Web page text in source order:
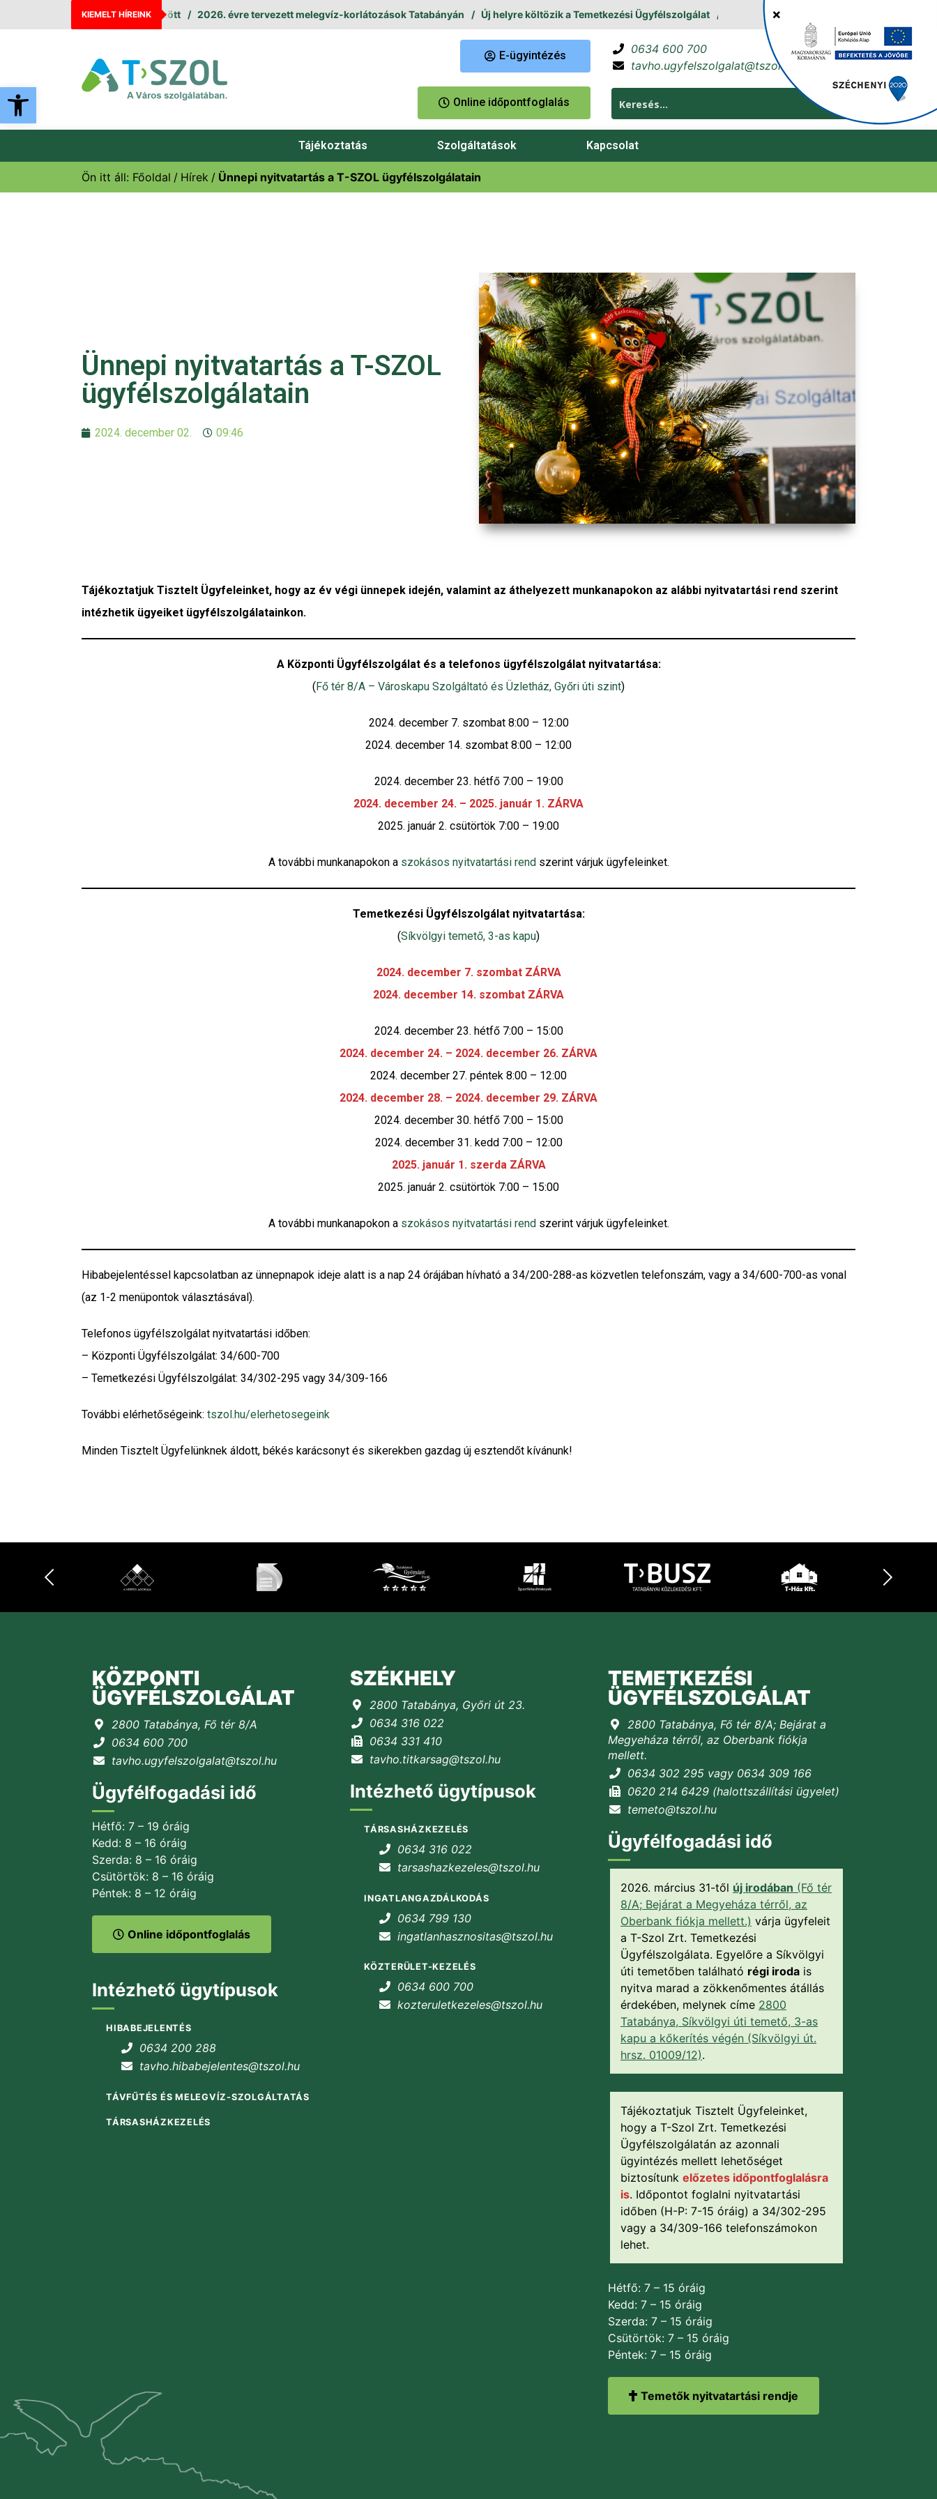
Eszköztár megnyitása
KIEMELT HÍREINK
augusztus 11. és 12. között 2026. évre tervezett melegvíz-korlátozások Tatabányán Új helyre költözik a Temetkezési Ügyfélszolgálat
E-ügyintézés
Online időpontfoglalás
0634 600 700
tavho.ugyfelszolgalat@tszol.hu
Tájékoztatás Szolgáltatások Kapcsolat
Ön itt áll: Főoldal Hírek Ünnepi nyitvatartás a T-SZOL ügyfélszolgálatain
Ünnepi nyitvatartás a T-SZOL
ügyfélszolgálatain
2024. december 02. 09:46
Tájékoztatjuk Tisztelt Ügyfeleinket, hogy az év végi ünnepek idején, valamint az áthelyezett munkanapokon az alábbi nyitvatartási rend szerint
intézhetik ügyeiket ügyfélszolgálatainkon.
A Központi Ügyfélszolgálat és a telefonos ügyfélszolgálat nyitvatartása:
( Fő tér 8/A – Városkapu Szolgáltató és Üzletház, Győri úti szint)
2024. december 7. szombat 8:00 – 12:00
2024. december 14. szombat 8:00 – 12:00
2024. december 23. hétfő 7:00 – 19:00
2024. december 24. – 2025. január 1. ZÁRVA
2025. január 2. csütörtök 7:00 – 19:00
A további munkanapokon a szokásos nyitvatartási rend szerint várjuk ügyfeleinket.
Temetkezési Ügyfélszolgálat nyitvatartása:
(Síkvölgyi temető, 3-as kapu)
2024. december 7. szombat ZÁRVA
2024. december 14. szombat ZÁRVA
2024. december 23. hétfő 7:00 – 15:00
2024. december 24. – 2024. december 26. ZÁRVA
2024. december 27. péntek 8:00 – 12:00
2024. december 28. – 2024. december 29. ZÁRVA
2024. december 30. hétfő 7:00 – 15:00
2024. december 31. kedd 7:00 – 12:00
2025. január 1. szerda ZÁRVA
2025. január 2. csütörtök 7:00 – 15:00
A további munkanapokon a szokásos nyitvatartási rend szerint várjuk ügyfeleinket.
Hibabejelentéssel kapcsolatban az ünnepnapok ideje alatt is a nap 24 órájában hívható a 34/200-288-as közvetlen telefonszám, vagy a 34/600-700-as vonal
(az 1-2 menüpontok választásával).
Telefonos ügyfélszolgálat nyitvatartási időben:
– Központi Ügyfélszolgálat: 34/600-700
– Temetkezési Ügyfélszolgálat: 34/302-295 vagy 34/309-166
További elérhetőségeink: tszol.hu/elerhetosegeink
Minden Tisztelt Ügyfelünknek áldott, békés karácsonyt és sikerekben gazdag új esztendőt kívánunk!
KÖZPONTI
ÜGYFÉLSZOLGÁLAT
2800 Tatabánya, Fő tér 8/A
0634 600 700
tavho.ugyfelszolgalat@tszol.hu
Ügyfélfogadási idő
Hétfő: 7 – 19 óráig
Kedd: 8 – 16 óráig
Szerda: 8 – 16 óráig
Csütörtök: 8 – 16 óráig
Péntek: 8 – 12 óráig
Online időpontfoglalás
Intézhető ügytípusok
HIBABEJELENTÉS
0634 200 288
tavho.hibabejelentes@tszol.hu
TÁVFŰTÉS ÉS MELEGVÍZ-SZOLGÁLTATÁS
TÁRSASHÁZKEZELÉS
SZÉKHELY
2800 Tatabánya, Győri út 23.
0634 316 022
0634 331 410
tavho.titkarsag@tszol.hu
Intézhető ügytípusok
TÁRSASHÁZKEZELÉS
0634 316 022
tarsashazkezeles@tszol.hu
INGATLANGAZDÁLKODÁS
0634 799 130
ingatlanhasznositas@tszol.hu
KÖZTERÜLET-KEZELÉS
0634 600 700
kozteruletkezeles@tszol.hu
TEMETKEZÉSI
ÜGYFÉLSZOLGÁLAT
2800 Tatabánya, Fő tér 8/A; Bejárat a
Megyeháza térről, az Oberbank fiókja
mellett.
0634 302 295 vagy 0634 309 166
0620 214 6429 (halottszállítási ügyelet)
temeto@tszol.hu
Ügyfélfogadási idő
2026. március 31-től új irodában (Fő tér
8/A; Bejárat a Megyeháza térről, az
Oberbank fiókja mellett.) várja ügyfeleit
a T-Szol Zrt. Temetkezési
Ügyfélszolgálata. Egyelőre a Síkvölgyi
úti temetőben található régi iroda is
nyitva marad a zökkenőmentes átállás
érdekében, melynek címe 2800
Tatabánya, Síkvölgyi úti temető, 3-as
kapu a kőkerítés végén (Síkvölgyi út.
hrsz. 01009/12).
Tájékoztatjuk Tisztelt Ügyfeleinket,
hogy a T-Szol Zrt. Temetkezési
Ügyfélszolgálatán az azonnali
ügyintézés mellett lehetőséget
biztosítunk előzetes időpontfoglalásra
is. Időpontot foglalni nyitvatartási
időben (H-P: 7-15 óráig) a 34/302-295
vagy a 34/309-166 telefonszámokon
lehet.
Hétfő: 7 – 15 óráig
Kedd: 7 – 15 óráig
Szerda: 7 – 15 óráig
Csütörtök: 7 – 15 óráig
Péntek: 7 – 15 óráig
Temetők nyitvatartási rendje